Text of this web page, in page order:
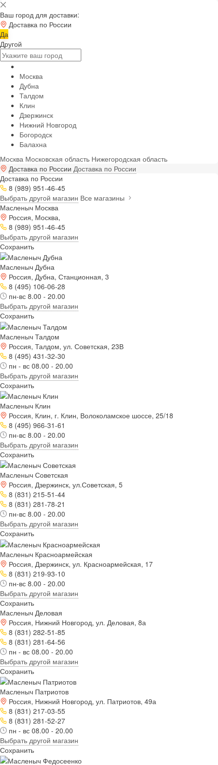
Ваш город для доставки:
Доставка по России
Да
Другой
Москва
Дубна
Талдом
Клин
Дзержинск
Нижний Новгород
Богородск
Балахна
Москва Московская область Нижегородская область
Доставка по России Доставка по России
Доставка по России
8 (989) 951-46-45
Выбрать другой магазин Все магазины
Масленыч Москва
Россия, Москва,
8 (989) 951-46-45
Выбрать другой магазин
Сохранить
Масленыч Дубна
Россия, Дубна, Станционная, 3
8 (495) 106-06-28
пн-вс 8.00 - 20.00
Выбрать другой магазин
Сохранить
Масленыч Талдом
Россия, Талдом, ул. Советская, 23В
8 (495) 431-32-30
пн - вс 08.00 - 20.00
Выбрать другой магазин
Сохранить
Масленыч Клин
Россия, Клин, г. Клин, Волоколамское шоссе, 25/18
8 (495) 966-31-61
пн-вс 8.00 - 20.00
Выбрать другой магазин
Сохранить
Масленыч Советская
Россия, Дзержинск, ул.Советская, 5
8 (831) 215-51-44
8 (831) 281-78-21
пн-вс 8.00 - 20.00
Выбрать другой магазин
Сохранить
Масленыч Красноармейская
Россия, Дзержинск, ул. Красноармейская, 17
8 (831) 219-93-10
пн-вс 8.00 - 20.00
Выбрать другой магазин
Сохранить
Масленыч Деловая
Россия, Нижний Новгород, ул. Деловая, 8а
8 (831) 282-51-85
8 (831) 281-64-56
пн - вс 08.00 - 20.00
Выбрать другой магазин
Сохранить
Масленыч Патриотов
Россия, Нижний Новгород, ул. Патриотов, 49а
8 (831) 217-03-55
8 (831) 281-52-27
пн - вс 08.00 - 20.00
Выбрать другой магазин
Сохранить